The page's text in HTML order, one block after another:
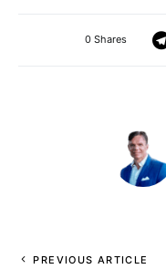
0 Shares
PREVIOUS ARTICLE